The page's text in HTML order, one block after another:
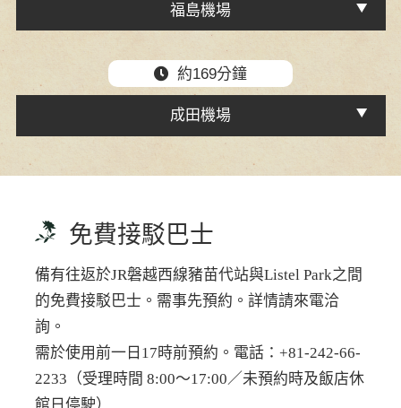
福島機場
約169分鐘
成田機場
免費接駁巴士
備有往返於JR磐越西線豬苗代站與Listel Park之間
的免費接駁巴士。需事先預約。詳情請來電洽
詢。
需於使用前一日17時前預約。電話：+81-242-66-
2233（受理時間 8:00～17:00／未預約時及飯店休
館日停駛）